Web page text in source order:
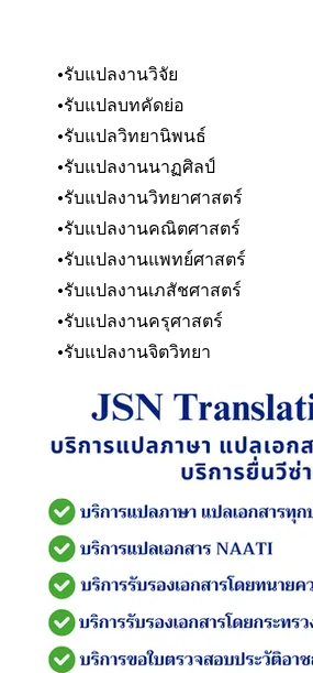
รับแปลงานวิจัย
รับแปลบทคัดย่อ
รับแปลวิทยานิพนธ์
รับแปลงานนาฏศิลป์
รับแปลงานวิทยาศาสตร์
รับแปลงานคณิตศาสตร์
รับแปลงานแพทย์ศาสตร์
รับแปลงานเภสัชศาสตร์
รับแปลงานครุศาสตร์
รับแปลงานจิตวิทยา